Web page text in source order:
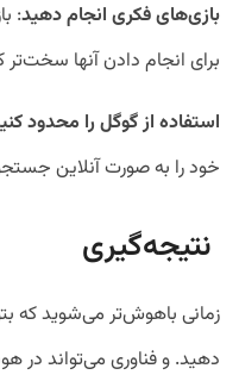
بازی‌های فکری انجام دهید:
برای انجام دادن آنها سخت‌تر
استفاده از گوگل را محدود
خود را به صورت آنلاین
نتیجه‌گیری
زمانی باهوش‌تر می‌شوید که
دهید. و فناوری می‌تواند در